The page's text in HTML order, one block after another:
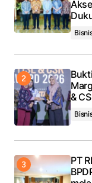
Submit
&
PT